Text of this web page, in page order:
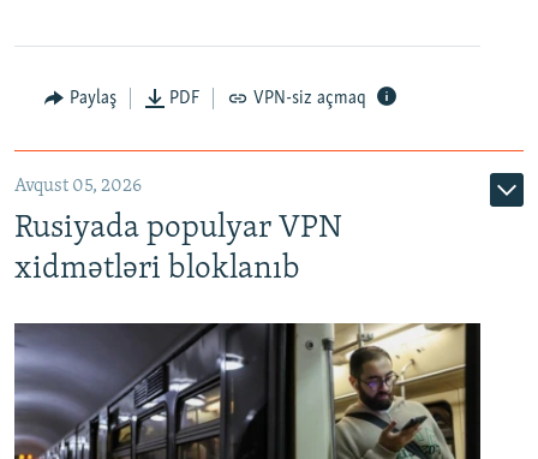
Paylaş PDF VPN-siz açmaq
Avqust 05, 2026
Rusiyada populyar VPN
xidmətləri bloklanıb